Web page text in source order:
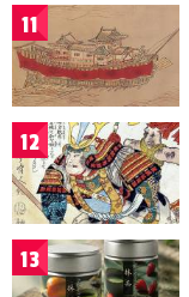
11
12
13